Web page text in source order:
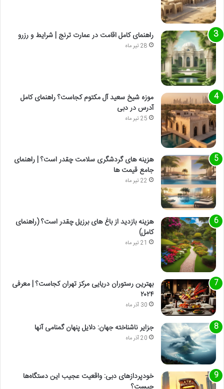
راهنمای کامل اقامت در عمارت ترنج | شرایط و رزرو
28 تیر ماه
موزه شیخ سعید آل مکتوم کجاست؟ راهنمای کامل
آدرس در دبی
25 تیر ماه
هزینه های گردشگری سلامت چقدر است؟ | راهنمای
جامع قیمت ها
22 تیر ماه
هزینه بازدید از باغ های برزیل چقدر است؟ (راهنمای
کامل)
21 تیر ماه
بهترین رستوران دریایی مرکز تهران کجاست؟ | معرفی
۲۰۲۴
30 آذر ماه
جزایر ناشناخته جهان: دلایل پنهان گمنامی آنها
20 آذر ماه
خودپردازهای دبی: واقعیت عجیب این دستگاه‌ها